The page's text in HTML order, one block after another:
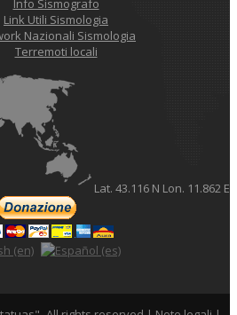
Link Utili Sismologia
Nazionali Sismologia
Terremoti locali
Lat. 43.116 N Lon. 11.862 E